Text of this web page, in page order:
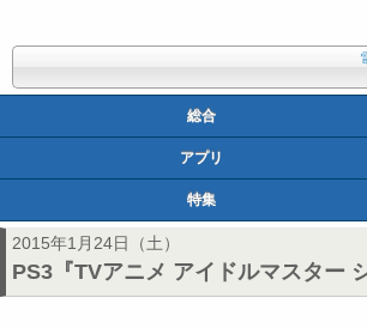
総合
アプリ
特集
2015年1月24日（土）
PS3『TVアニメ アイドルマスター